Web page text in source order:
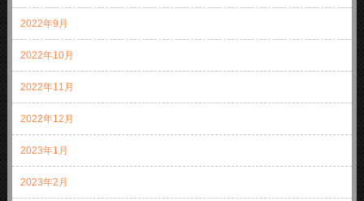
2022年9月
2022年10月
2022年11月
2022年12月
2023年1月
2023年2月